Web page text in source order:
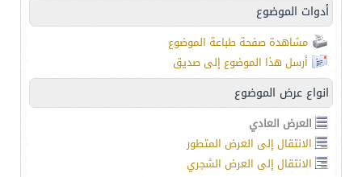
أدوات الموضوع
مشاهدة صفحة طباعة الموضوع
أرسل هذا الموضوع إلى صديق
انواع عرض الموضوع
العرض العادي
الانتقال إلى العرض المتطور
الانتقال إلى العرض الشجري